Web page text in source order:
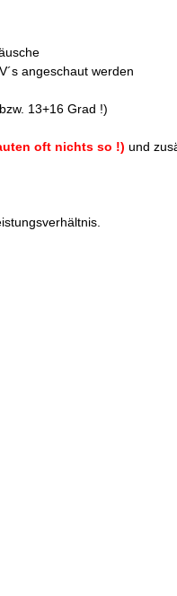
angeschaut werden
13+16 Grad !)
oft nichts so !) und